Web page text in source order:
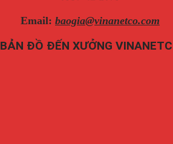
Email: baogia@vinanetco.com
BẢN ĐỒ ĐẾN XƯỞNG